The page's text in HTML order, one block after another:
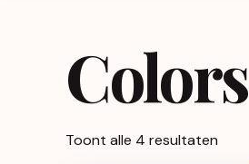
Colors
Toont alle 4 resultaten